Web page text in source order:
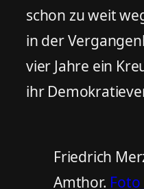
schon zu weit
in der
vier Jahre ein
ihr
Friedrich
Amthor. Foto